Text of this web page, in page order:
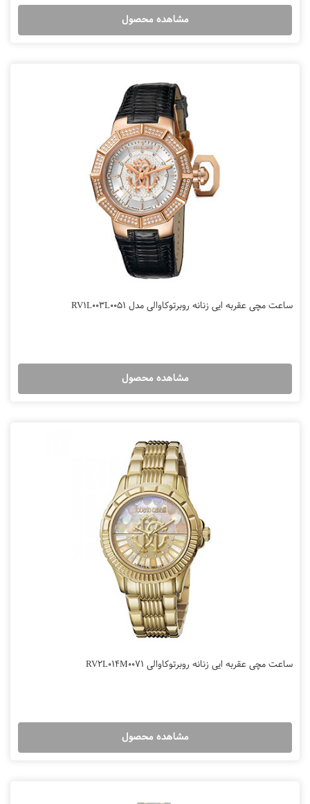
مشاهده محصول
ساعت مچی عقربه ایی زنانه روبرتوکاوالی مدل RV1L003L0051
مشاهده محصول
ساعت مچی عقربه ایی زنانه روبرتوکاوالی RV2L014M0071
مشاهده محصول